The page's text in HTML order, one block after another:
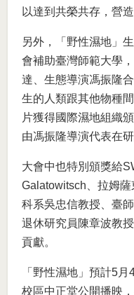
以達到共榮共存，營
另外，「野性濕地」
會補助臺灣師範大學
達、生態導演馮振隆
生的人類跟其他物種
片獲得國際濕地組織
由馮振隆導演代表在
大會中也特別頒獎給
Galatowitsch、拉姆
科系吳忠信教授、臺
退休研究員陳章波教
貢獻。
「野性濕地」預計5
校區中正堂公開播映